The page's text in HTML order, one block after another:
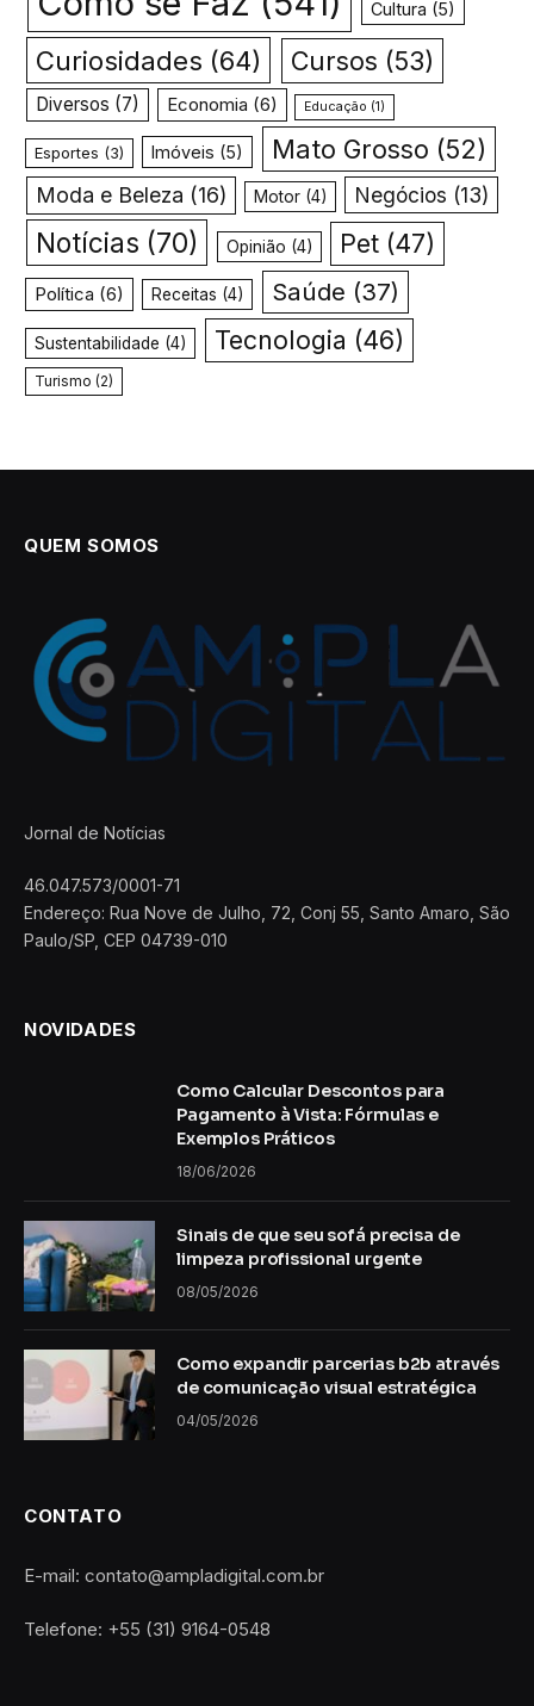
Cultura (5)
Curiosidades (64) Cursos (53)
Diversos (7) Economia (6) Educação (1)
Esportes (3) Imóveis (5) Mato Grosso (52)
Moda e Beleza (16) Motor(4) Negócios (13)
Notícias (70) Opinião (4) Pet (47)
Política (6) Receitas (4) Saúde (37)
Sustentabilidade (4) Tecnologia (46)
Turismo (2)
QUEM SOMOS
Jornal de Notícias
46.047.573/0001-71
Endereço: Rua Nove de Julho, 72, Conj 55, Santo Amaro, São
Paulo/SP, CEP 04739-010
NOVIDADES
Como Calcular Descontos para
Pagamento à Vista: Fórmulas e
Exemplos Práticos
18/06/2026
Sinais de que seu sofá precisa de
limpeza profissional urgente
08/05/2026
Como expandir parcerias b2b através
de comunicação visual estratégica
04/05/2026
CONTATO
E-mail: contato@ampladigital.com.br
Telefone: +55 (31) 9164-0548